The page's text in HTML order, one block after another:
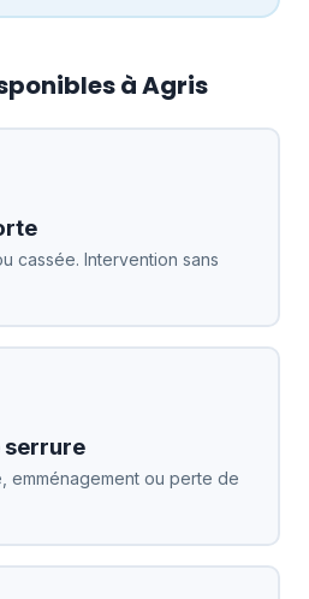
à Agris
cassée. Intervention sans
serrure
emménagement ou perte de